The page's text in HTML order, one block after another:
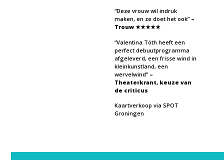
“Deze vrouw wil indruk
maken, en ze doet het ook” –
Trouw ★★★★★
“Valentina Tóth heeft een
perfect debuutprogramma
afgeleverd, een frisse wind in
kleinkunstland, een
wervelwind” –
Theaterkrant, keuze van
de criticus
Kaartverkoop via SPOT
Groningen